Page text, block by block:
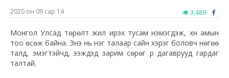
2020 он 09 сар 14 3,489
Монгол Улсад төрөлт жил ирэх тусам нэмэгдэж, хүн амын
тоо өсөж байна. Энэ нь нэг талаар сайн хэрэг боловч нөгөө
талд, эмэгтэйчүүд, ээжүүдэд зарим сөрөг үр дагаврууд гардаг
талтай.